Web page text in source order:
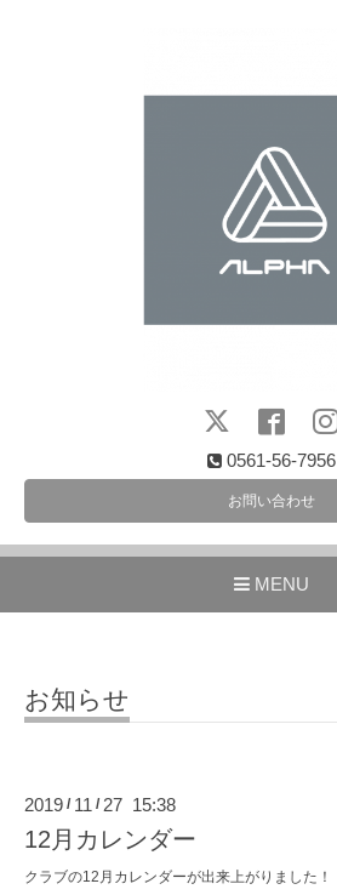
0561-56-7956
お問い合わせ
MENU
お知らせ
2019 / 11 / 27 15:38
12月カレンダー
クラブの12月カレンダーが出来上がりました！